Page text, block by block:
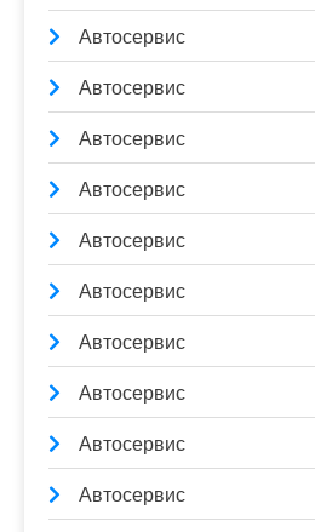
Автосервис
Автосервис
Автосервис
Автосервис
Автосервис
Автосервис
Автосервис
Автосервис
Автосервис
Автосервис